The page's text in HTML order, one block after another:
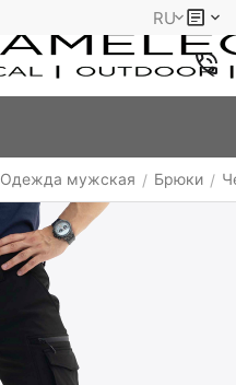
RU
Одежда мужская / Брюки /